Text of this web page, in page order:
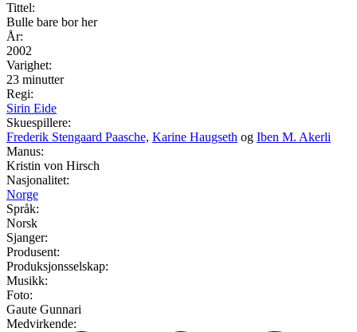
Tittel:
Bulle bare bor her
År:
2002
Varighet:
23 minutter
Regi:
Sirin Eide
Skuespillere:
Frederik Stengaard Paasche, Karine Haugseth og Iben M. Akerli
Manus:
Kristin von Hirsch
Nasjonalitet:
Norge
Språk:
Norsk
Sjanger:
Produsent:
Produksjonsselskap:
Musikk:
Foto:
Gaute Gunnari
Medvirkende: